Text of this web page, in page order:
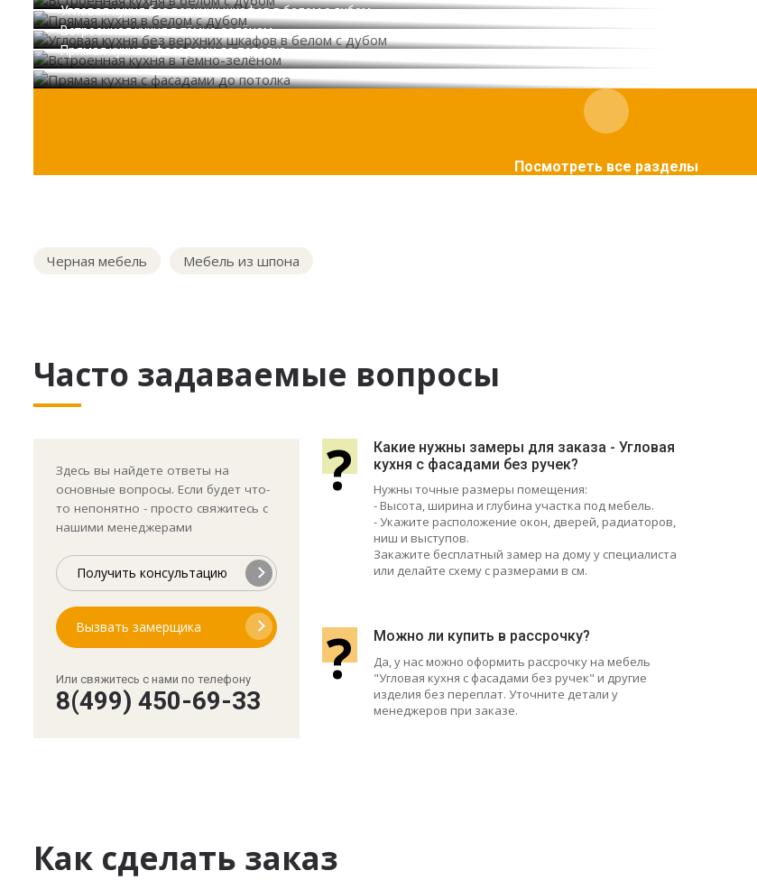
Угловая кухня без верхних шкафов в белом с дубом
Встроенная кухня в тёмно-зелёном
Прямая кухня с фасадами до потолка
Посмотреть все разделы
Черная мебель Мебель из шпона
Часто задаваемые вопросы
Здесь вы найдете ответы на
основные вопросы. Если будет что-
то непонятно - просто свяжитесь с
нашими менеджерами
Получить консультацию
Вызвать замерщика
Или свяжитесь с нами по телефону
8(499) 450-69-33
?
Какие нужны замеры для заказа - Угловая
кухня с фасадами без ручек?
Нужны точные размеры помещения:
- Высота, ширина и глубина участка под мебель.
- Укажите расположение окон, дверей, радиаторов,
ниш и выступов.
Закажите бесплатный замер на дому у специалиста
или делайте схему с размерами в см.
? Можно ли купить в рассрочку?
Да, у нас можно оформить рассрочку на мебель
"Угловая кухня с фасадами без ручек" и другие
изделия без переплат. Уточните детали у
менеджеров при заказе.
Как сделать заказ